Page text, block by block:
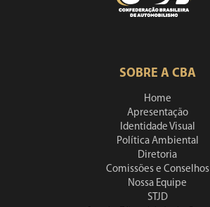
SOBRE A CBA
Home
Apresentação
Identidade Visual
Política Ambiental
Diretoria
Comissões e Conselhos
Nossa Equipe
STJD